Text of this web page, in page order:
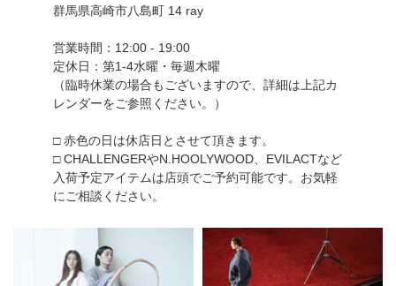
群馬県高崎市八島町 14 ray
営業時間：12:00 - 19:00
定休日：第1-4水曜・毎週木曜
（臨時休業の場合もございますので、詳細は上記カ
レンダーをご参照ください。）
□ 赤色の日は休店日とさせて頂きます。
□ CHALLENGERやN.HOOLYWOOD、EVILACTなど
入荷予定アイテムは店頭でご予約可能です。お気軽
にご相談ください。